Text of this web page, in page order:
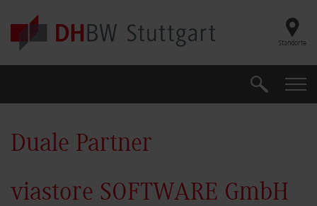
Skip to main content
Standorte
Suche
Duale Partner
viastore SOFTWARE GmbH